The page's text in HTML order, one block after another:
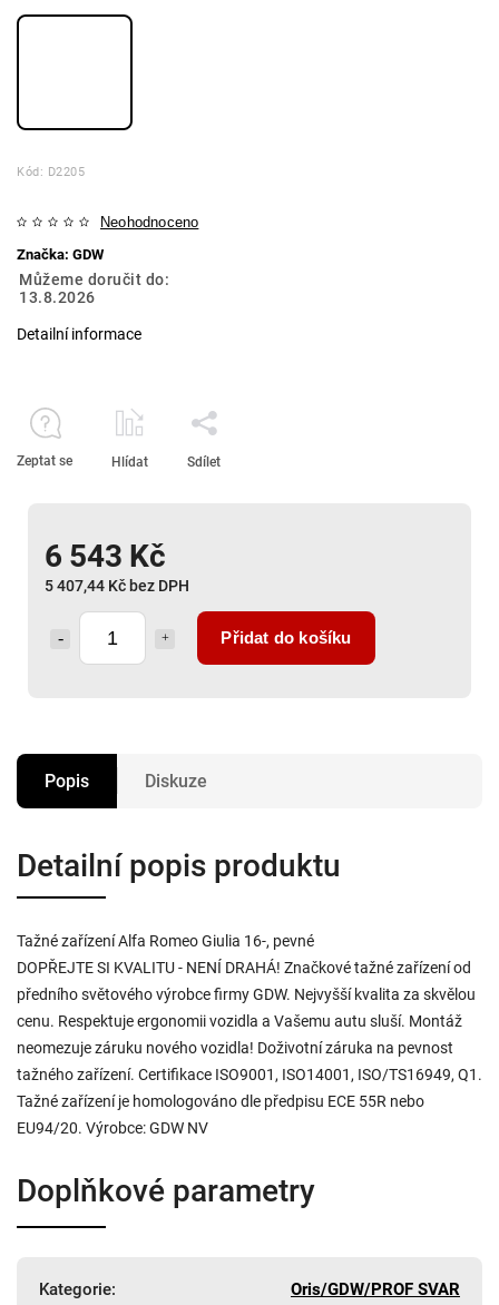
Kód: D2205
Neohodnoceno
Značka: GDW
6 543 Kč
5 407,44 Kč bez DPH
Přidat do košíku
Můžeme doručit do:
13.8.2026
Detailní informace
Zeptat se Hlídat Sdílet
Popis Diskuze
Detailní popis produktu
Tažné zařízení Alfa Romeo Giulia 16-, pevné
DOPŘEJTE SI KVALITU - NENÍ DRAHÁ! Značkové tažné zařízení od
předního světového výrobce firmy GDW. Nejvyšší kvalita za skvělou
cenu. Respektuje ergonomii vozidla a Vašemu autu sluší. Montáž
neomezuje záruku nového vozidla! Doživotní záruka na pevnost
tažného zařízení. Certifikace ISO9001, ISO14001, ISO/TS16949, Q1.
Tažné zařízení je homologováno dle předpisu ECE 55R nebo
EU94/20. Výrobce: GDW NV
Doplňkové parametry
Kategorie: Oris/GDW/PROF SVAR